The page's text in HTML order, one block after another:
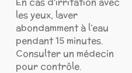
les yeux, laver
abondamment à l’eau
pendant 15 minutes.
Consulter un médecin
pour contrôle.